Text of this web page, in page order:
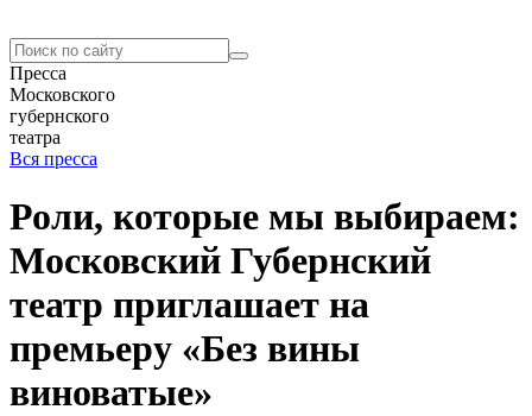
Пресса
Московского
губернского
театра
Вся пресса
Роли, которые мы выбираем:
Московский Губернский
театр приглашает на
премьеру «Без вины
виноватые»